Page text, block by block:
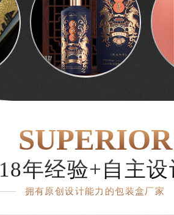
SUPERIOR
18年经验+自主设
拥有原创设计能力的包装盒厂家